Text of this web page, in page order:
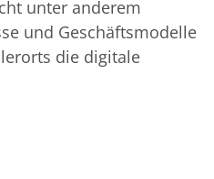
unter anderem
und Geschäftsmodelle
die digitale